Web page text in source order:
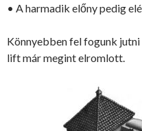
• A harmadik előny pedig
Könnyebben fel fogunk
lift már megint elromlott.